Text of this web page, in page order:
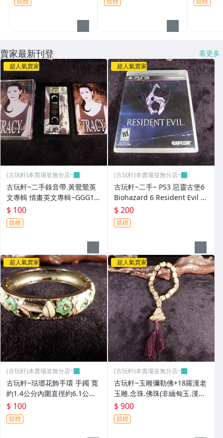
賣家最新刊登 看更多
超人氣賣家
(古玩軒)本賣場並無分店~
古玩軒~二手錄音帶.黃鶯鶯英
文專輯 情畫英文專輯~GGG10
1
$ 100
競標
超人氣賣家
(古玩軒)本賣場並無分店~
古玩軒~二手~ PS3 惡靈古堡6
Biohazard 6 Resident Evil 6
-英文~GGG100
$ 200
競標
超人氣賣家
(古玩軒)本賣場並無分店~
古玩軒~琺瑯花飾手環 手鐲 寬
約1.4公分內圍直徑約6.1公分
(非緬甸玉.翡翠.藍寶)GGG99
$ 100
競標
超人氣賣家
(古玩軒)本賣場並無分店~
古玩軒~玉雕彌勒佛+18羅漢老
玉雕.念珠.佛珠(非緬甸玉.漢白
玉.雞血石.紫羅藍.舒俱萊.綠松
石.澎湖文石)GGG98
$ 900
競標